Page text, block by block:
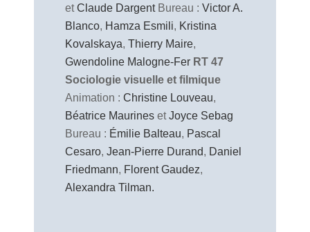
etClaude DargentBureau : Victor A.
Blanco, Hamza Esmili, Kristina
Kovalskaya, Thierry Maire,
Gwendoline Malogne-Fer RT 47
Sociologie visuelle et filmique
Animation : Christine Louveau,
Béatrice Maurines etJoyce Sebag
Bureau : Émilie Balteau, Pascal
Cesaro, Jean-Pierre Durand, Daniel
Friedmann, Florent Gaudez,
Alexandra Tilman.